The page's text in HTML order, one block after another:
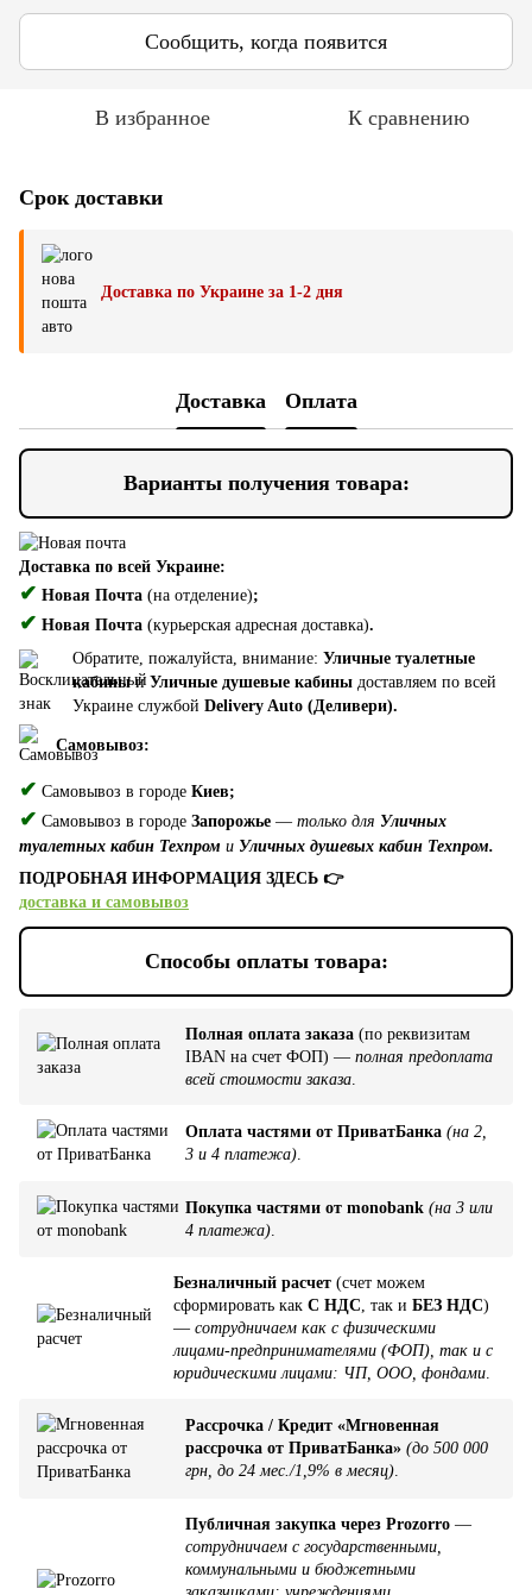
Сообщить, когда появится
В избранное К сравнению
Срок доставки
Доставка по Украине за 1-2 дня
Доставка Оплата
Варианты получения товара:
Доставка по всей Украине:
✔ Новая Почта (на отделение);
✔ Новая Почта (курьерская адресная доставка).
Обратите, пожалуйста, внимание: Уличные туалетные
кабиныи Уличные душевые кабины доставляем по всей
Украине службой Delivery Auto (Деливери).
Самовывоз:
✔ Самовывоз в городе Киев;
✔ Самовывоз в городе Запорожье — только для Уличных
туалетных кабин Техпром и Уличных душевых кабин Техпром.
ПОДРОБНАЯ ИНФОРМАЦИЯ ЗДЕСЬ 👉
доставка и самовывоз
Способы оплаты товара:
Полная оплата заказа (по реквизитам
IBAN на счет ФОП) — полная предоплата
всей стоимости заказа
Оплата частями от ПриватБанка (на 2,
3 и 4 платежа)
Покупка частями от monobank (на 3 или
4 платежа)
Безналичный расчет (счет можем
сформировать как С НДС , так и БЕЗ НДС)
— сотрудничаем как с физическими
лицами-предпринимателями (ФОП), так и с
юридическими лицами: ЧП, ООО, фондами
Рассрочка / Кредит «Мгновенная
рассрочка от ПриватБанка» (до 500 000
грн, до 24 мес./1,9% в месяц).
Публичная закупка через Prozorro —
сотрудничаем с государственными,
коммунальными и бюджетными